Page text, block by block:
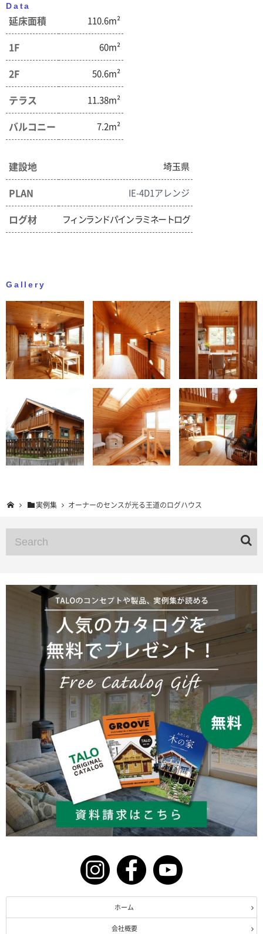
Data
延床面積 110.6m²
1F 60m²
2F 50.6m²
テラス 11.38m²
バルコニー 7.2m²
建設地 埼玉県
PLAN IE-4D1アレンジ
ログ材 フィンランドパイン ラミネートログ
Gallery
実例集 オーナーのセンスが光る王道のログハウス
ホーム
会社概要